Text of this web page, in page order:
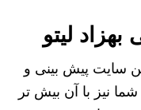
لیتو
سایت پیش بینی و
نیز با آن بیش تر